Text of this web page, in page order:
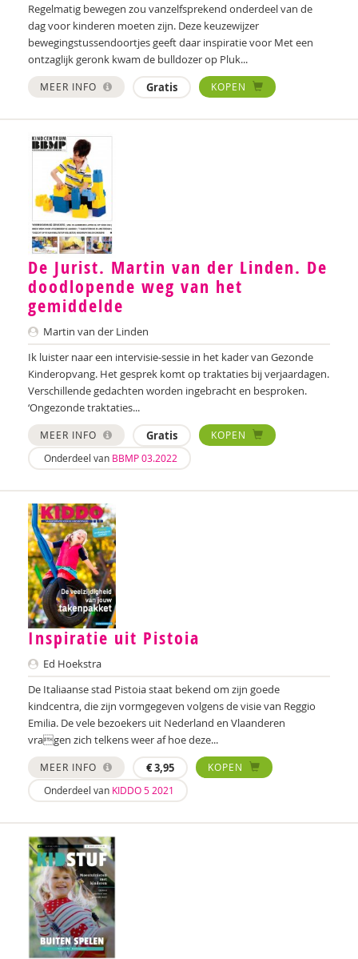
Saskia Koning
S. Kremers
Nathalie van Laecke
Lien Van Laere
Junilla Larsen
Jolet Leenhouts
Nicolette Ligthart
Anne Loock
Jasper Merle
Renate Neyndorff
Kirsten Nøhr
Daan Pluim
Esther Putter
Elke van Riel
Inge van Rijn
Martin van Rooijen
Stefanie van Ruijven
Ellen Rutgeerts
Félice van der Sande
Wilma Schepers
Jeroen Schipper
Wendy Scholtes-Bos
Jorien Slot-Heijs
Esther Smid
Ilona Stamhuis-van de Kolk
Ann Steverlynck
Regelmatig bewegen zou vanzelfsprekend onderdeel van de
dag voor kinderen moeten zijn. Deze keuzewijzer
bewegingstussendoortjes geeft daar inspiratie voor Met een
ontzaglijk geronk kwam de bulldozer op Pluk...
MEER INFO Gratis KOPEN
De Jurist. Martin van der Linden. De
doodlopende weg van het
gemiddelde
Martin van der Linden
Ik luister naar een intervisie-sessie in het kader van Gezonde
Kinderopvang. Het gesprek komt op traktaties bij verjaardagen.
Verschillende gedachten worden ingebracht en besproken.
‘Ongezonde traktaties...
MEER INFO Gratis
KOPEN
Onderdeel van BBMP 03.2022
Inspiratie uit Pistoia
Ed Hoekstra
De Italiaanse stad Pistoia staat bekend om zijn goede
kindcentra, die zijn vormgegeven volgens de visie van Reggio
Emilia. De vele bezoekers uit Nederland en Vlaanderen
vragen zich telkens weer af hoe deze...
MEER INFO €3,95
KOPEN
Onderdeel van KIDDO 5 2021